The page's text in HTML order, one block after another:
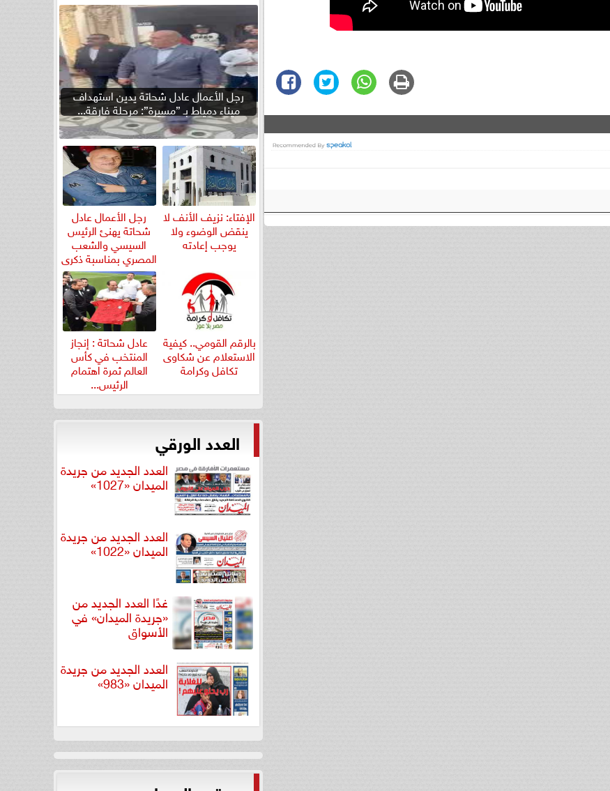
رجل الأعمال عادل شحاتة يدين استهداف
ميناء دمياط بـ ”مسيرة”: مرحلة فارقة...
الإفتاء: نزيف الأنف لا
ينقض الوضوء ولا
يوجب إعادته
رجل الأعمال عادل
شحاتة يهنئ الرئيس
السيسي والشعب
المصري بمناسبة ذكرى
ثورة...
بالرقم القومي.. كيفية
الاستعلام عن شكاوى
تكافل وكرامة
عادل شحاتة : إنجاز
المنتخب في كأس
العالم ثمرة اهتمام
الرئيس...
العدد الورقي
العدد الجديد من جريدة
الميدان «1027»
العدد الجديد من جريدة
الميدان «1022»
غدًا العدد الجديد من
«جريدة الميدان» في
الأسواق
العدد الجديد من جريدة
الميدان «983»